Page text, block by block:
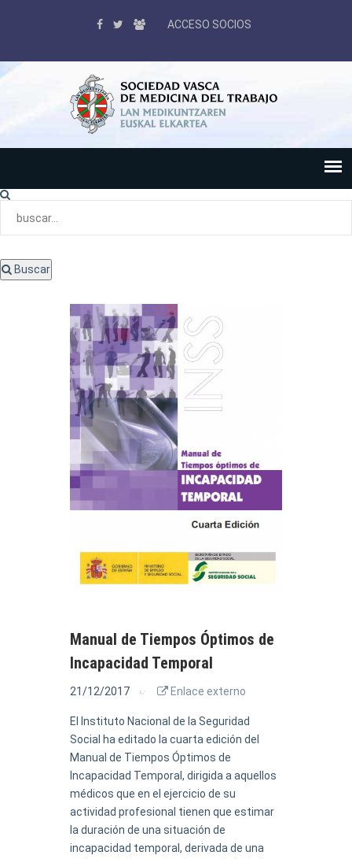
ACCESO SOCIOS
Buscar
Manual de Tiempos Óptimos de
Incapacidad Temporal
21/12/2017 Enlace externo
El Instituto Nacional de la Seguridad
Social ha editado la cuarta edición del
Manual de Tiempos Óptimos de
Incapacidad Temporal, dirigida a aquellos
médicos que en el ejercicio de su
actividad profesional tienen que estimar
la duración de una situación de
incapacidad temporal, derivada de una